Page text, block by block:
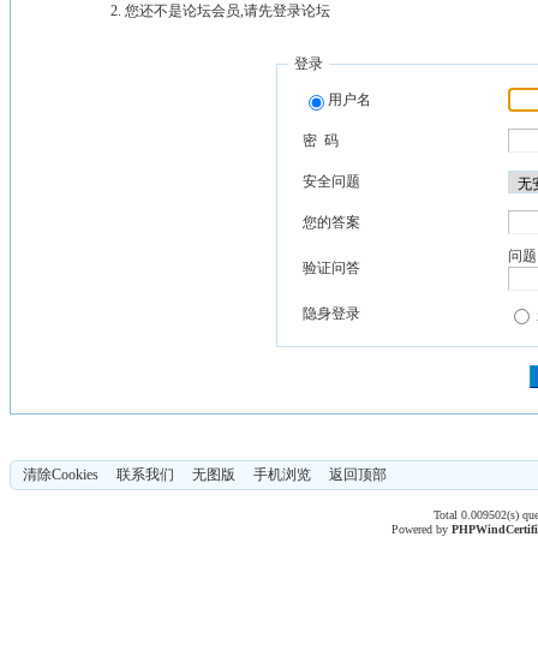
您还不是论坛会员,请先登录论坛
登录
用户名
密 码
安全问题
您的答案
验证问答
问
隐身登录
清除Cookies 联系我们 无图版 手机浏览 返回顶部
Total 0.009502(s)
Powered byPHPWind